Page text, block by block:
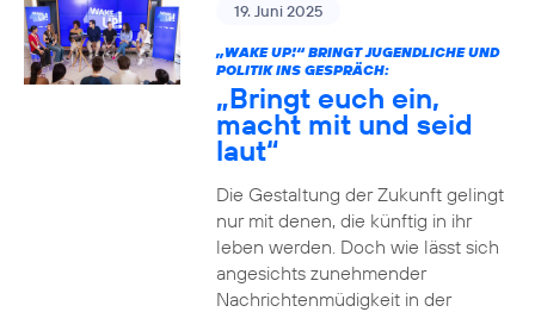
19. Juni 2025
„WAKE UP!“ BRINGT JUGENDLICHE UND
POLITIK INS GESPRÄCH:
„Bringt euch ein,
macht mit und seid
laut“
Die Gestaltung der Zukunft gelingt
nur mit denen, die künftig in ihr
leben werden. Doch wie lässt sich
angesichts zunehmender
Nachrichtenmüdigkeit in der